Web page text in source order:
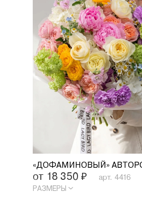
от 18 350 ₽ арт. 4416
РАЗМЕРЫ